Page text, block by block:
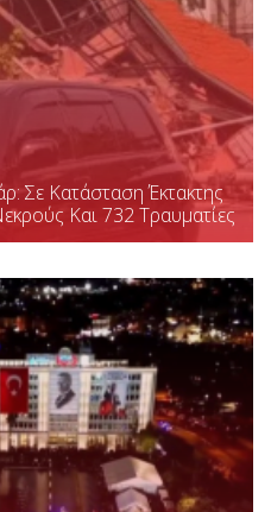
Σε Κατάσταση Έκτακτης
Και 732 Τραυματίες